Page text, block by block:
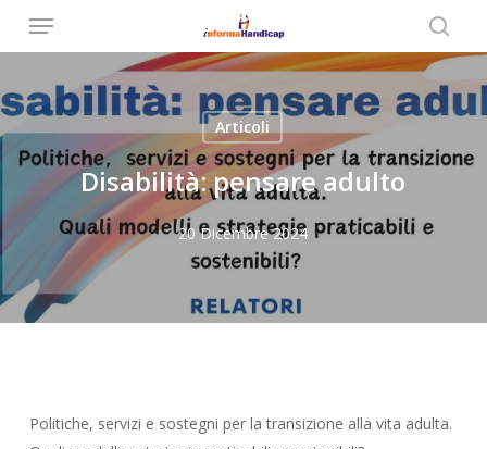
content
Menu
Articoli
Disabilità: pensare adulto
20 Dicembre 2024
Politiche, servizi e sostegni per la transizione alla vita adulta.